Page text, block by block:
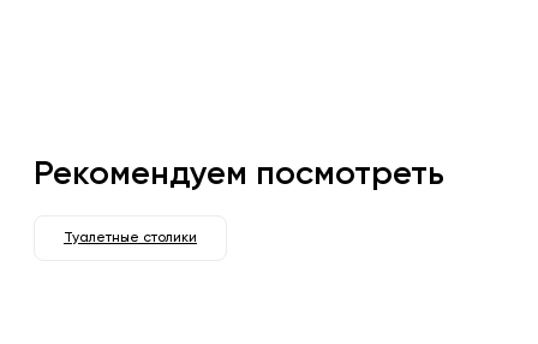
Рекомендуем посмотреть
Туалетные столики